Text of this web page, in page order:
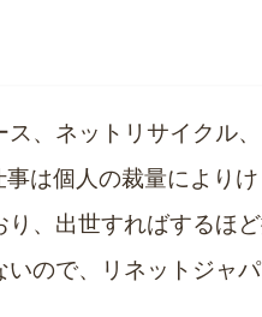
、ネットリサイクル
は個人の裁量により
、出世すればするほ
ので、リネットジャ